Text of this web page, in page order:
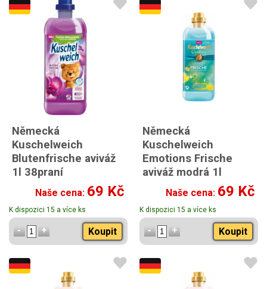
Německá
Kuschelweich
Blutenfrische aviváž
1l 38praní
Naše cena: 69 Kč
K dispozici 15 a více ks
Koupit
Německá
Kuschelweich
Emotions Frische
aviváž modrá 1l
Kuschelweich Emotions
Frische aviváž modrá 1l
německá
Naše cena: 69 Kč
K dispozici 15 a více ks
Koupit